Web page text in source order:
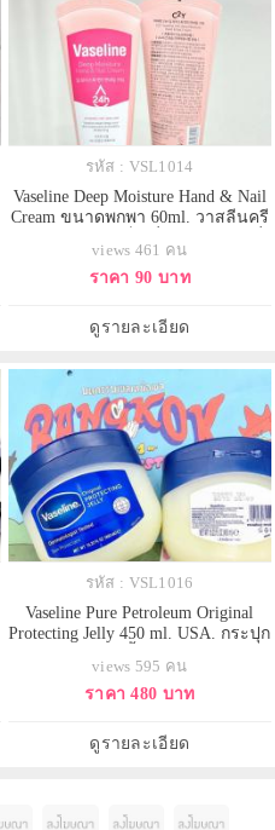
รหัส : VSL1014
Vaseline Deep Moisture Hand & Nail
Cream ขนาดพกพา 60ml. วาสลีนครี
เกาหลีเท่านั้น ด้วยสูตรที่เข้มข้น ไม่
เหนียวเหนอะหนะ ให้ความชุ่มชื้นแก่
อ่อนๆ
views 461 คน
ราคา 90 บาท
ดูรายละเอียด
รหัส : VSL1016
Vaseline Pure Petroleum Original
Protecting Jelly 450 ml. USA. กระปุก
สลีน ปิโตรเลียมเจลลี่บริสุทธิ์ 100%
เป็นเจลลี่มหัศจรรย์ต้นตำรับมากว่า
มีประสิทธิภาพในการกักเก็บความ
ชุ่มชื่นไว้เพื่อป
views 595 คน
ราคา 480 บาท
ดูรายละเอียด